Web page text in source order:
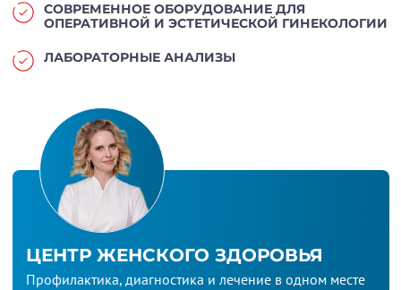
СОВРЕМЕННОЕ ОБОРУДОВАНИЕ ДЛЯ
ОПЕРАТИВНОЙ И ЭСТЕТИЧЕСКОЙ ГИНЕКОЛОГИИ
ЛАБОРАТОРНЫЕ АНАЛИЗЫ
ЦЕНТР ЖЕНСКОГО ЗДОРОВЬЯ
Профилактика, диагностика и лечение в одном месте